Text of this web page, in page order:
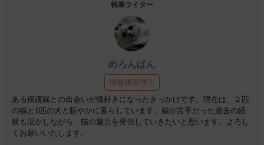
執筆ライター
めろんぱん
猫健康管理士
ある保護猫との出会いが猫好きになったきっかけです。現在は、２匹
の猫と1匹の犬と賑やかに暮らしています。猫が苦手だった過去の経
験も活かしながら、猫の魅力を発信していきたいと思います。よろし
くお願いいたします。